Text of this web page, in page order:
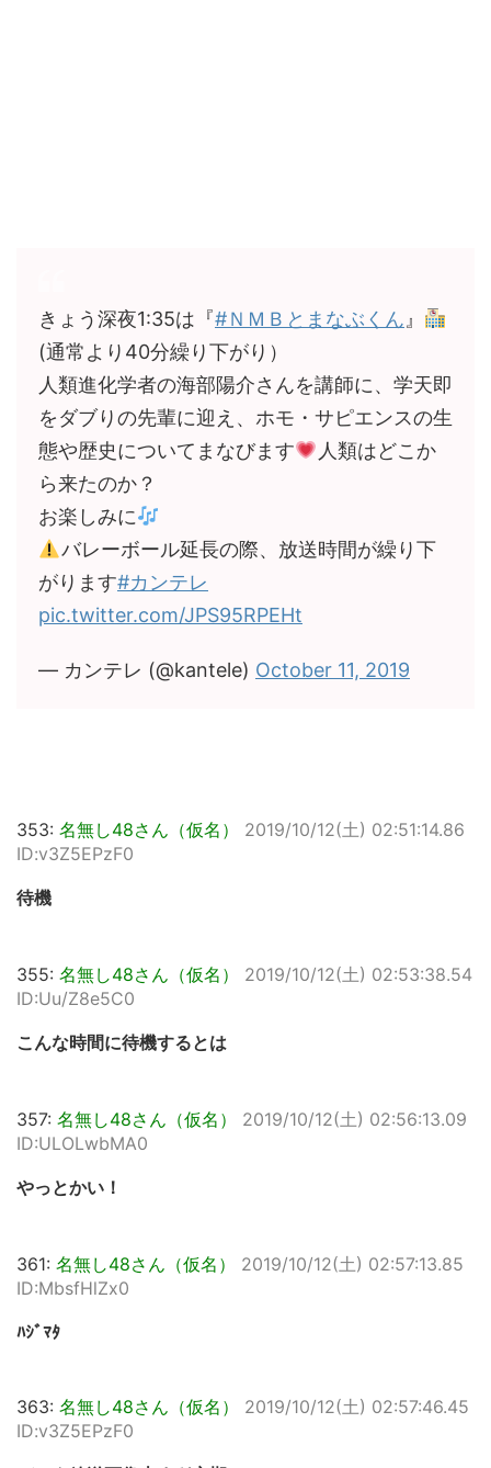
きょう深夜1:35は『#ＮＭＢとまなぶくん 』
(通常より40分繰り下がり）
人類進化学者の海部陽介さんを講師に、学天即
をダブりの先輩に迎え、ホモ・サピエンスの生
態や歴史についてまなびます
人類はどこか
ら来たのか？
お楽しみに
バレーボール延長の際、放送時間が繰り下
がります#カンテレ
pic.twitter.com/JPS95RPEHt
— カンテレ (@kantele) October 11, 2019
353: 名無し48さん（仮名）
2019/10/12(土) 02:51:14.86
ID:v3Z5EPzF0
待機
355: 名無し48さん（仮名）
2019/10/12(土) 02:53:38.54
ID:Uu/Z8e5C0
こんな時間に待機するとは
357: 名無し48さん（仮名）
2019/10/12(土) 02:56:13.09
ID:ULOLwbMA0
やっとかい！
361: 名無し48さん（仮名）
2019/10/12(土) 02:57:13.85
ID:MbsfHlZx0
ﾊｼﾞﾏﾀ
363: 名無し48さん（仮名）
2019/10/12(土) 02:57:46.45
ID:v3Z5EPzF0